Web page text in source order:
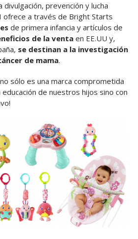
prevención y lucha
ofrece a través de Bright Starts
de primera infancia y artículos de
de la venta en EE.UU y,
se destinan a la investigación
de mama.
sólo es una marca comprometida
de nuestros hijos sino con